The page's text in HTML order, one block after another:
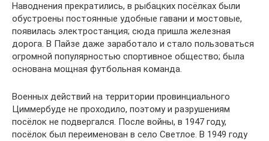
Наводнения прекратились, в рыбацких посёлках были
обустроены постоянные удобные гавани и мостовые,
появилась электростанция; сюда пришла железная
дорога. В Пайзе даже заработало и стало пользоваться
огромной популярностью спортивное общество; была
основана мощная футбольная команда.
Военных действий на территории провинциального
Циммербуде не проходило, поэтому и разрушениям
посёлок не подвергался. После войны, в 1947 году,
посёлок был переименован в село Светлое. В 1949 году